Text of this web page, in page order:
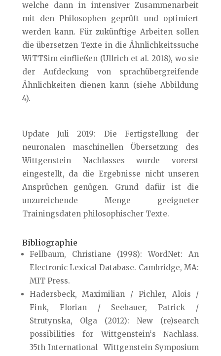
welche dann in intensiver Zusammenarbeit
mit den Philosophen geprüft und optimiert
werden kann. Für zukünftige Arbeiten sollen
die übersetzen Texte in die Ähnlichkeitssuche
WiTTSim einfließen (Ullrich et al. 2018), wo sie
der Aufdeckung von sprachübergreifende
Ähnlichkeiten dienen kann (siehe Abbildung
4).
Update Juli 2019: Die Fertigstellung der
neuronalen maschinellen Übersetzung des
Wittgenstein Nachlasses wurde vorerst
eingestellt, da die Ergebnisse nicht unseren
Ansprüchen genügen. Grund dafür ist die
unzureichende Menge geeigneter
Trainingsdaten philosophischer Texte.
Bibliographie
Fellbaum, Christiane (1998): WordNet: An
Electronic Lexical Database. Cambridge, MA:
MIT Press.
Hadersbeck, Maximilian / Pichler, Alois /
Fink, Florian / Seebauer, Patrick /
Strutynska, Olga (2012): New (re)search
possibilities for Wittgenstein‘s Nachlass.
35th International Wittgenstein Symposium